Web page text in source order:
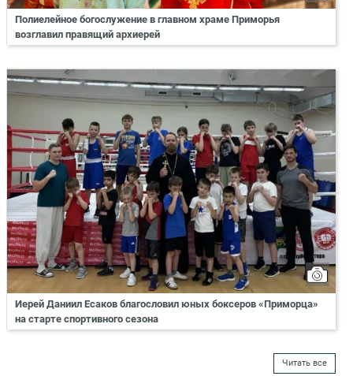
Полиелейное богослужение в главном храме Приморья
возглавил правящий архиерей
Иерей Даниил Есаков благословил юных боксеров «Приморца»
на старте спортивного сезона
Читать все